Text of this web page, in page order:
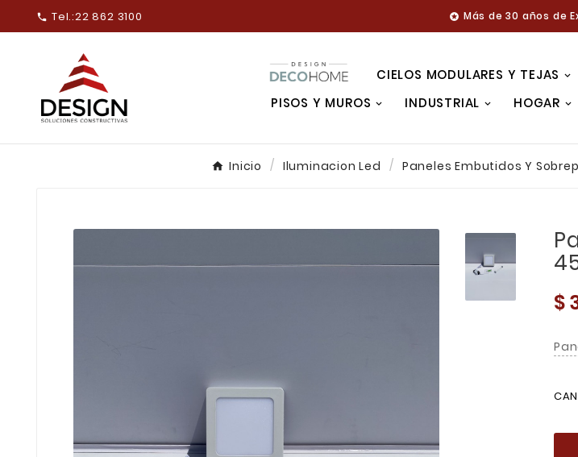
 Tel.:22 862 3100  Más de 30 años de
CIELOS MODULARES Y TEJAS
PISOS Y MUROS
INDUSTRIAL HOGAR
Inicio Iluminacion Led Paneles Embutidos Y
$